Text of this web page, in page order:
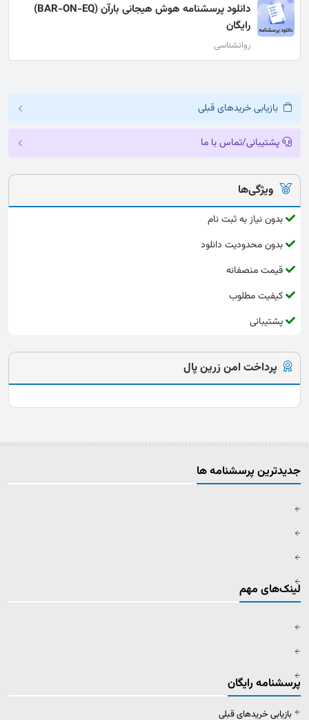
دانلود پرسشنامه هوش هیجانی بارآن (BAR-ON-EQ)
رایگان
روانشناسی
بازیابی خریدهای قبلی
پشتیبانی/تماس با ما
ویژگی‌ها
بدون نیاز به ثبت نام
بدون محدودیت دانلود
قیمت منصفانه
کیفیت مطلوب
پشتیبانی
پرداخت امن زرین پال
جدیدترین پرسشنامه ها
لینک‌های مهم
پرسشنامه رایگان
بازیابی خریدهای قبلی